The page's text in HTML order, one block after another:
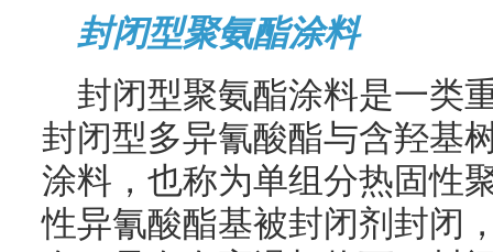
封闭型聚氨酯涂料
封闭型聚氨酯涂料是一类
封闭型多异氰酸酯与含羟基
涂料，也称为单组分热固性
性异氰酸酯基被封闭剂封闭